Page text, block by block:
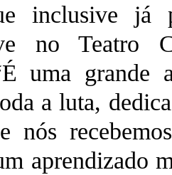
inclusive já
no Teatro
uma grande
a luta,
nós
aprendizado